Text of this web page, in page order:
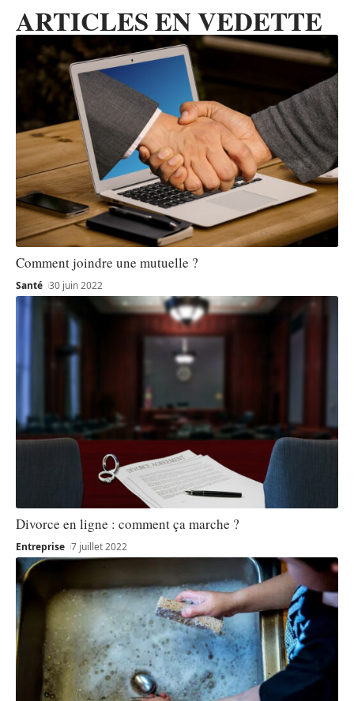
ARTICLES EN VEDETTE
Comment joindre une mutuelle ?
Santé 30 juin 2022
Divorce en ligne : comment ça marche ?
Entreprise 7 juillet 2022